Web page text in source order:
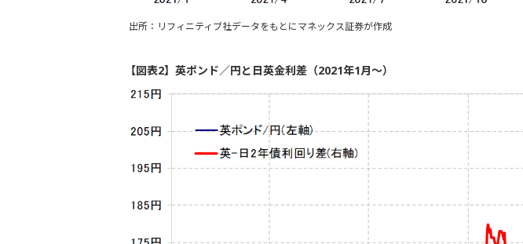
出所：リフィニティブ社データをもとにマネックス証券が作成
【図表2】英ポンド／円と日英金利差（2021年1月～）